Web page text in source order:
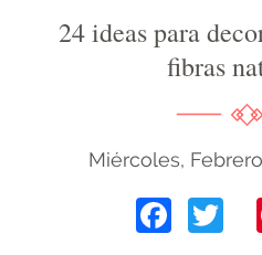
24 ideas para
fibras
Miércoles, Febrero